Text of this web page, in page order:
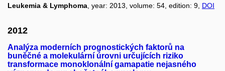
Leukemia & Lymphoma , year: 2013, volume: 54, edition: 9, DOI
2012
Analýza moderních prognostických faktorů na
buněčné a molekulární úrovni určujících riziko
transformace monoklonální gamapatie nejasného